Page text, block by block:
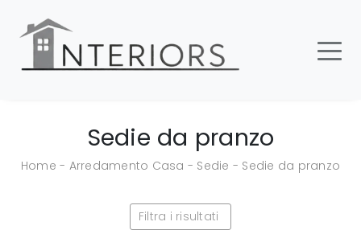
Sedie da pranzo
Home - Arredamento Casa - Sedie - Sedie da pranzo
Filtra i risultati